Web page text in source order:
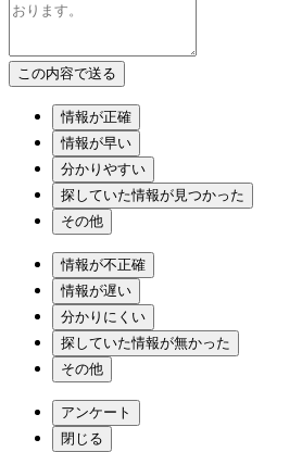
情報が正確
情報が早い
分かりやすい
探していた情報が見つかった
その他
情報が不正確
情報が遅い
分かりにくい
探していた情報が無かった
その他
アンケート
閉じる